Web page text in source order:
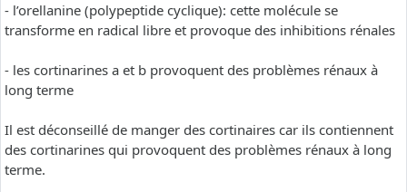
- l’orellanine (polypeptide cyclique): cette molécule se
transforme en radical libre et provoque des inhibitions rénales
- les cortinarines a et b provoquent des problèmes rénaux à
long terme
Il est déconseillé de manger des cortinaires car ils contiennent
des cortinarines qui provoquent des problèmes rénaux à long
terme.